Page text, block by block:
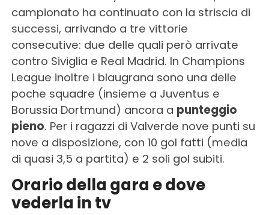
campionato ha continuato con la striscia di
successi, arrivando a tre vittorie
consecutive: due delle quali però arrivate
contro Siviglia e Real Madrid. In Champions
League inoltre i blaugrana sono una delle
poche squadre (insieme a Juventus e
Borussia Dortmund) ancora a punteggio
pieno. Per i ragazzi di Valverde nove punti su
nove a disposizione, con 10 gol fatti (media
di quasi 3,5 a partita) e 2 soli gol subiti.
Orario della gara e dove
vederla in tv